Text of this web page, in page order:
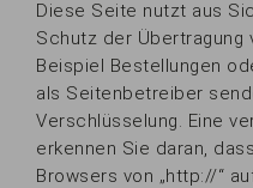
Diese Seite nutzt aus
Schutz der Übertragung
Beispiel Bestellungen
als Seitenbetreiber
Verschlüsselung. Eine
erkennen Sie daran,
Browsers von „http://“